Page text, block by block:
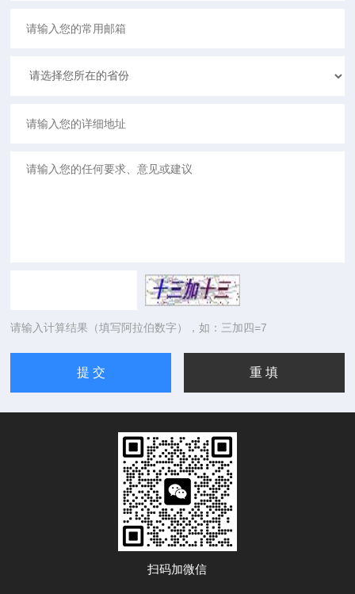
请输入计算结果（填写阿拉伯数字），如：三加四=7
扫码加微信